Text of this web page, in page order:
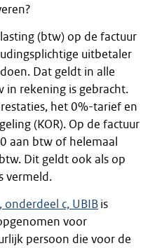
(btw) op de factuur
uitbetaler
Dat geldt in alle
in rekening is gebracht.
het 0%-tarief en
(KOR). Op de factuur
aan btw of helemaal
Dit geldt ook als op
vermeld.
c, UBIBis
voor
persoon die voor de